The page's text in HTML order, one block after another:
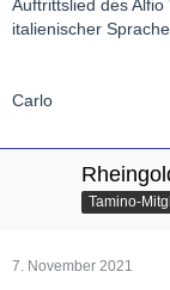
Auftrittslied des
italienischer
Carlo
Tamino-
7. November 2021